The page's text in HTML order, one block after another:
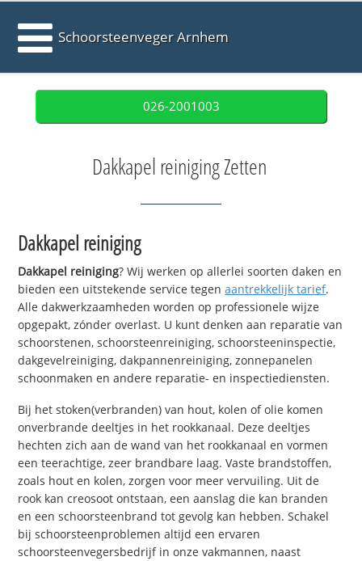
Schoorsteenveger Arnhem
026-2001003
Dakkapel reiniging Zetten
Dakkapel reiniging
Dakkapel reiniging? Wij werken op allerlei soorten daken en
bieden een uitstekende service tegenaantrekkelijk tarief.
Alle dakwerkzaamheden worden op professionele wijze
opgepakt, zónder overlast. U kunt denken aan reparatie van
schoorstenen, schoorsteenreiniging, schoorsteeninspectie,
dakgevelreiniging, dakpannenreiniging, zonnepanelen
schoonmaken en andere reparatie- en inspectiediensten.
Bij het stoken(verbranden) van hout, kolen of olie komen
onverbrande deeltjes in het rookkanaal. Deze deeltjes
hechten zich aan de wand van het rookkanaal en vormen
een teerachtige, zeer brandbare laag. Vaste brandstoffen,
zoals hout en kolen, zorgen voor meer vervuiling. Uit de
rook kan creosoot ontstaan, een aanslag die kan branden
en een schoorsteenbrand tot gevolg kan hebben. Schakel
bij schoorsteenproblemen altijd een ervaren
schoorsteenvegersbedrijf in onze vakmannen, naast